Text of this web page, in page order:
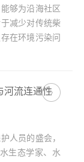
够为沿海社区
减少对传统柴
在环境污染问
河流连通性
人员的盛会，
生态学家、水